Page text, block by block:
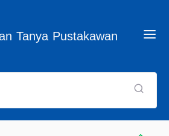
Tanya Pustakawan